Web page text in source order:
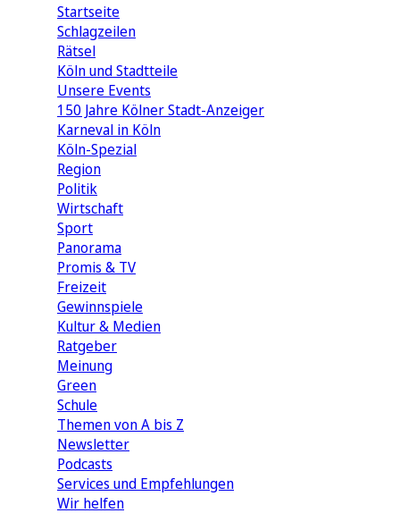
Startseite
Schlagzeilen
Rätsel
Köln und Stadtteile
Unsere Events
150 Jahre Kölner Stadt-Anzeiger
Karneval in Köln
Köln-Spezial
Region
Politik
Wirtschaft
Sport
Panorama
Promis & TV
Freizeit
Gewinnspiele
Kultur & Medien
Ratgeber
Meinung
Green
Schule
Themen von A bis Z
Newsletter
Podcasts
Services und Empfehlungen
Wir helfen